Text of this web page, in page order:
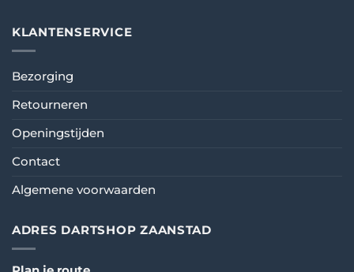
KLANTENSERVICE
Bezorging
Retourneren
Openingstijden
Contact
Algemene voorwaarden
ADRES DARTSHOP ZAANSTAD